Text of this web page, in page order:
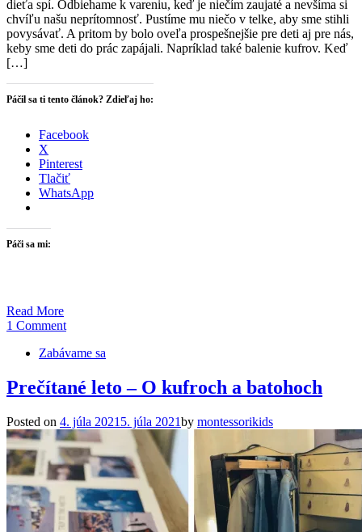
dieťa spí. Odbiehame k vareniu, keď je niečím zaujaté a nevšíma si
chvíľu našu neprítomnosť. Pustíme mu niečo v telke, aby sme stihli
povysávať. A pritom by bolo oveľa prospešnejšie pre deti aj pre nás,
keby sme deti do prác zapájali. Napríklad také balenie kufrov. Keď
[…]
Páčil sa ti tento článok? Zdieľaj ho:
Facebook
X
Pinterest
Tlačiť
WhatsApp
Páči sa mi:
Read More
1 Comment
Zabávame sa
Prečítané leto – O kufroch a batohoch
Posted on 4. júla 2021 5. júla 2021by montessorikids